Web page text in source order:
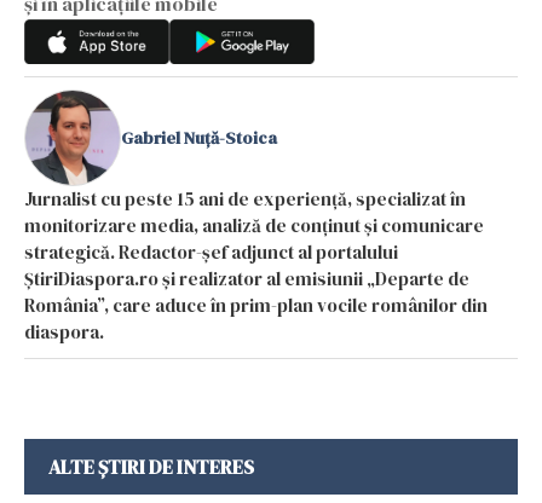
Gabriel Nuță-Stoica
Jurnalist cu peste 15 ani de experiență, specializat în
monitorizare media, analiză de conținut și comunicare
strategică. Redactor-șef adjunct al portalului
ȘtiriDiaspora.ro și realizator al emisiunii „Departe de
România”, care aduce în prim-plan vocile românilor din
diaspora.
ALTE ȘTIRI DE INTERES